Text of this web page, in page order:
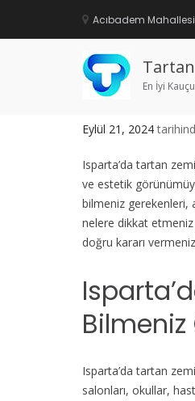
Acıbadem
En İyi
Isparta
Eylül 21, 2024
Isparta’da tartan
ve estetik
bilmeniz gerekenleri,
nelere dikkat etmeniz
doğru kararı
Bilmeniz
Isparta’da tartan
salonları, okullar,